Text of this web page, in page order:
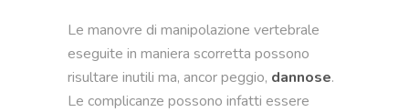
Le manovre di manipolazione vertebrale
eseguite in maniera scorretta possono
risultare inutili ma, ancor peggio, dannose.
Le complicanze possono infatti essere